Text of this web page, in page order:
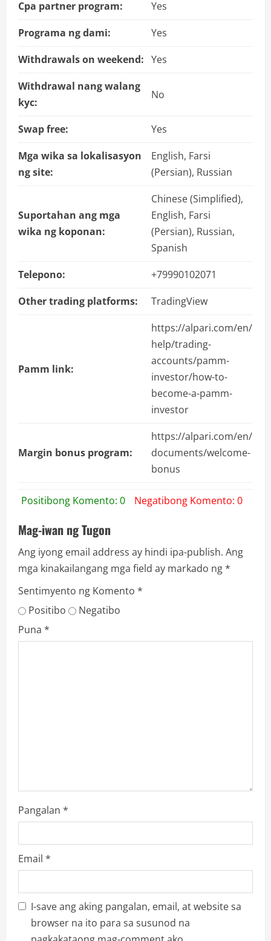
Cpa partner program:
Yes
Programa ng dami:
Yes
Withdrawals on weekend: Yes
Withdrawal nang walang
kyc:
No
Swap free:
Yes
Mga wika sa lokalisasyon
ng site:
English, Farsi
(Persian), Russian
Suportahan ang mga
wika ng koponan:
Chinese (Simplified),
English, Farsi
(Persian), Russian,
Spanish
Telepono:
+79990102071
Other trading platforms:
TradingView
Pamm link:
https://alpari.com/en/
help/trading-
accounts/pamm-
investor/how-to-
become-a-pamm-
investor
Margin bonus program:
https://alpari.com/en/
documents/welcome-
bonus
Positibong Komento: 0 Negatibong Komento: 0
Mag-iwan ng Tugon
Ang iyong email address ay hindi ipa-publish. Ang
mga kinakailangang mga field ay markado ng*
Sentimyento ng Komento *
Positibo
Negatibo
Puna *
Pangalan *
Email *
I-save ang aking pangalan, email, at website sa
browser na ito para sa susunod na